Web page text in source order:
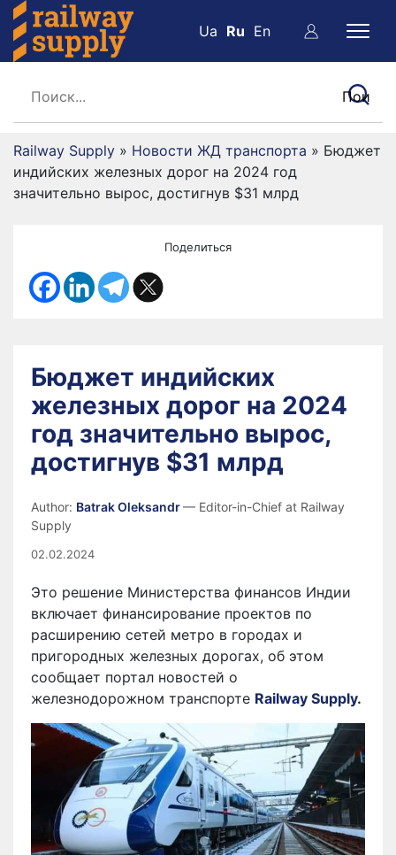
Ua Ru En
Railway Supply » Новости ЖД транспорта » Бюджет
индийских железных дорог на 2024 год
значительно вырос, достигнув $31 млрд
Поделиться
Бюджет индийских
железных дорог на 2024
год значительно вырос,
достигнув $31 млрд
Author: Batrak Oleksandr— Editor-in-Chief at Railway
Supply
02.02.2024
Это решение Министерства финансов Индии
включает финансирование проектов по
расширению сетей метро в городах и
пригородных железных дорогах, об этом
сообщает портал новостей о
железнодорожном транспорте Railway Supply.